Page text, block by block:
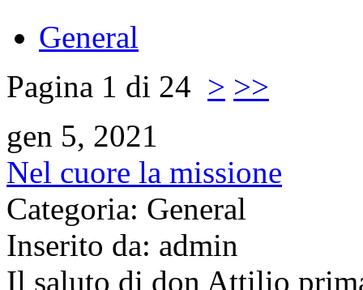
General
Pagina 1 di 24 > >>
gen 5, 2021
Nel cuore la missione
Categoria: General
Inserito da: admin
Il saluto di don Attilio